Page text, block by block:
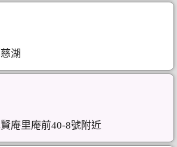
湖
庵里庵前40-8號附近